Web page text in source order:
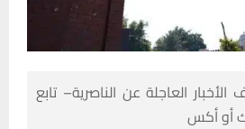
العاجلة عن الناصرية– تابع
أو أكس